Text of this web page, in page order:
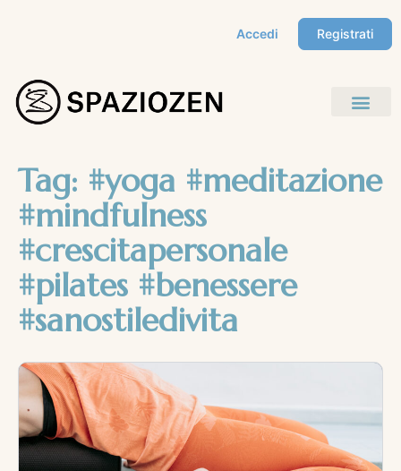
Accedi Registrati
Tag: #yoga #meditazione
#mindfulness
#crescitapersonale
#pilates #benessere
#sanostiledivita